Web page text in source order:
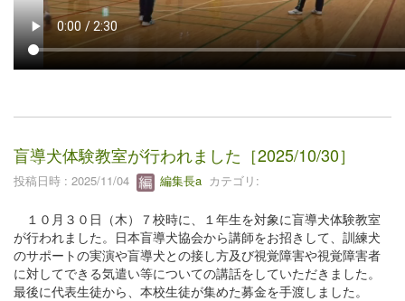
盲導犬体験教室が行われました［2025/10/30］
投稿日時 : 2025/11/04 編集長a カテゴリ:
１０月３０日（木）７校時に、１年生を対象に盲導犬体験教室
が行われました。日本盲導犬協会から講師をお招きして、訓練犬
のサポートの実演や盲導犬との接し方及び視覚障害や視覚障害者
に対してできる気遣い等についての講話をしていただきました。
最後に代表生徒から、本校生徒が集めた募金を手渡しました。